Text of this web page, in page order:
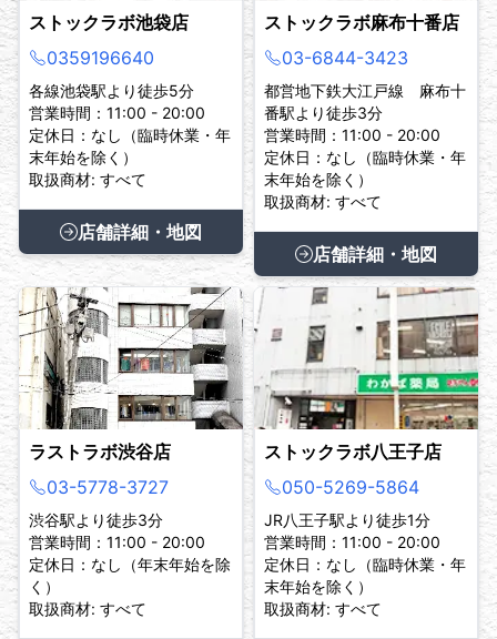
ストックラボ池袋店
0359196640
各線池袋駅より徒歩5分
営業時間：11:00 - 20:00
定休日：なし（臨時休業・年
末年始を除く）
取扱商材: すべて
店舗詳細・地図
ストックラボ麻布十番店
03-6844-3423
都営地下鉄大江戸線 麻布十
番駅より徒歩3分
営業時間：11:00 - 20:00
定休日：なし（臨時休業・年
末年始を除く）
取扱商材: すべて
店舗詳細・地図
ラストラボ渋谷店
03-5778-3727
渋谷駅より徒歩3分
営業時間：11:00 - 20:00
定休日：なし（年末年始を除
く）
取扱商材: すべて
ストックラボ八王子店
050-5269-5864
JR八王子駅より徒歩1分
営業時間：11:00 - 20:00
定休日：なし（臨時休業・年
末年始を除く）
取扱商材: すべて